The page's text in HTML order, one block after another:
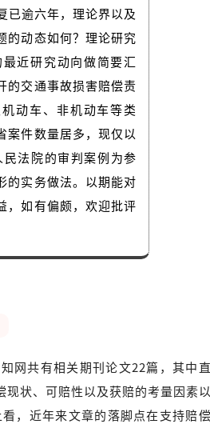
已逾六年，理论界以及
的动态如何？理论研究
近研究动向做简要汇
的交通事故损害赔偿责
动车、非机动车等类
案件数量居多，现仅以
法院的审判案例为参
的实务做法。以期能对
，如有偏颇，欢迎批评
网共有相关期刊论文22篇，其中
状、可赔性以及获赔的考量因素
，近年来文章的落脚点在支持赔